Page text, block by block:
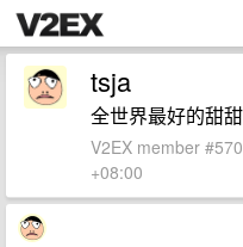
tsja
全世界最好的甜甜
V2EX member
+08:00